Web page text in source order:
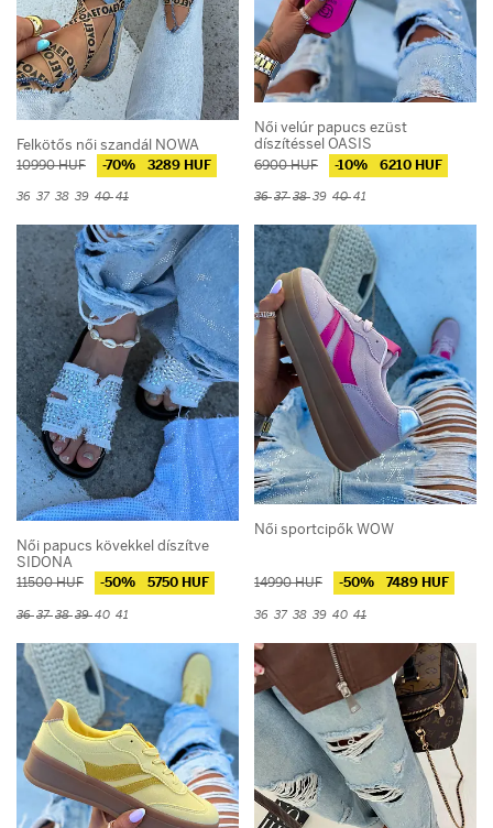
Felkötős női szandál NOWA
10990 HUF -70% 3289 HUF
36 37 38 39 4041
Női velúr papucs ezüst
díszítéssel OASIS
6900 HUF -10% 6210 HUF
36373839 4041
Női papucs kövekkel díszítve
SIDONA
11500 HUF -50% 5750 HUF
3637383940 41
Női sportcipők WOW
14990 HUF -50% 7489 HUF
36 37 38 39 40 41